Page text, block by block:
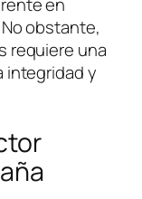
en
obstante,
requiere una
integridad y